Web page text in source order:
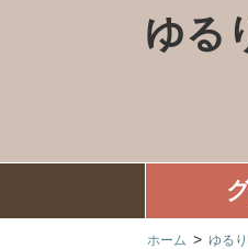
ゆる
ホーム > ゆるり